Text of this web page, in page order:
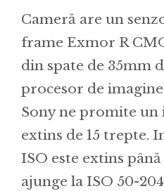
Cameră are un
frame Exmor R
din spate de 35mm
procesor de
Sony ne promite
extins de 15 trepte.
ISO este extins până
ajunge la ISO 50-